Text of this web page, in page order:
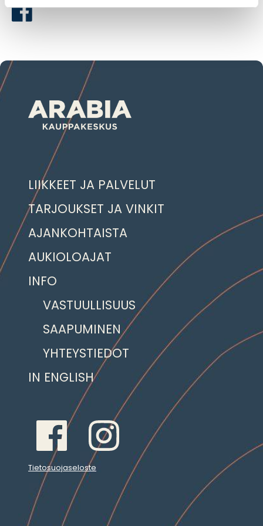
LIIKKEET JA PALVELUT
TARJOUKSET JA VINKIT
AJANKOHTAISTA
AUKIOLOAJAT
INFO
VASTUULLISUUS
SAAPUMINEN
YHTEYSTIEDOT
IN ENGLISH
Tietosuojaseloste